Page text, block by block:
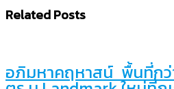
Related Posts
อภิมหาคฤหาสน์ พื้นที่ก